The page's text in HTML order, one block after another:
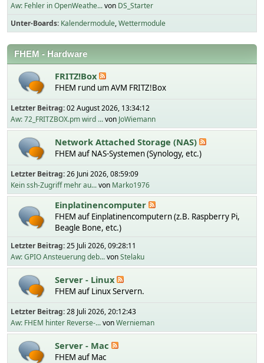
Aw: Fehler in OpenWeathe...von DS_Starter
Unter-Boards Kalendermodule Wettermodule
FHEM - Hardware
FRITZ!Box
FHEM rund um AVM FRITZ!Box
Letzter Beitrag:02 August 2026, 13:34:12
Aw: 72_FRITZBOX.pm wird ...von JoWiemann
Network Attached Storage (NAS)
FHEM auf NAS-Systemen (Synology, etc.)
Letzter Beitrag:26 Juni 2026, 08:59:09
Kein ssh-Zugriff mehr au...von Marko1976
Einplatinencomputer
FHEM auf Einplatinencomputern (z.B. Raspberry Pi,
Beagle Bone, etc.)
Letzter Beitrag:25 Juli 2026, 09:28:11
Aw: GPIO Ansteuerung deb...vonStelaku
Server - Linux
FHEM auf Linux Servern.
Letzter Beitrag:28 Juli 2026, 20:12:43
Aw: FHEM hinter Reverse-...vonWernieman
Server - Mac
FHEM auf Mac